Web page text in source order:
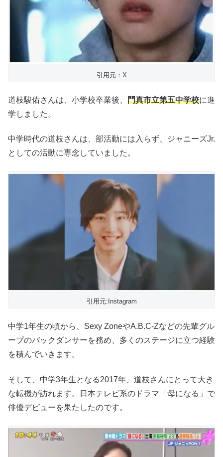
引用元：X
道枝駿佑さんは、小学校卒業後、 門真市立第五中学校に進
学しました。
中学時代の道枝さんは、部活動には入らず、ジャニーズJr.
としての活動に専念していました。
引用元:Instagram
中学1年生の頃から、Sexy ZoneやA.B.C-Zなどの先輩グル
ープのバックダンサーを務め、多くのステージに立つ経験
を積んでいきます。
そして、中学3年生となる2017年、道枝さんにとって大き
な転機が訪れます。日本テレビ系のドラマ「母になる」で
俳優デビューを果たしたのです。